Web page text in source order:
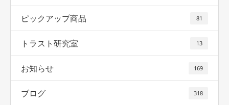
ピックアップ商品 81
トラスト研究室 13
お知らせ 169
ブログ 318